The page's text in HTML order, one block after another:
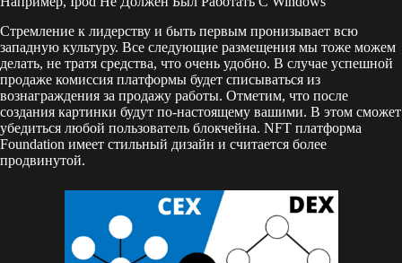
Стремление к лидерству и быть первым пронизывает всю
западную культуру. Все следующие размещения мы тоже можем
делать, не тратя средства, что очень удобно. В случае успешной
продаже комиссия платформы будет списываться из
вознаграждения за продажу работы. Отметим, что после
создания картинки будут по-настоящему вашими. В этом сможет
убедиться любой пользователь блокчейна. NFT платформа
Foundation имеет стильный дизайн и считается более
продвинутой.